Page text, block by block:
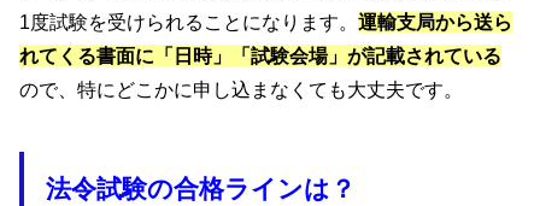
1度試験を受けられることになります。運輸支局から送ら
れてくる書面に「日時」「試験会場」が記載されている
ので、特にどこかに申し込まなくても大丈夫です。
法令試験の合格ラインは？